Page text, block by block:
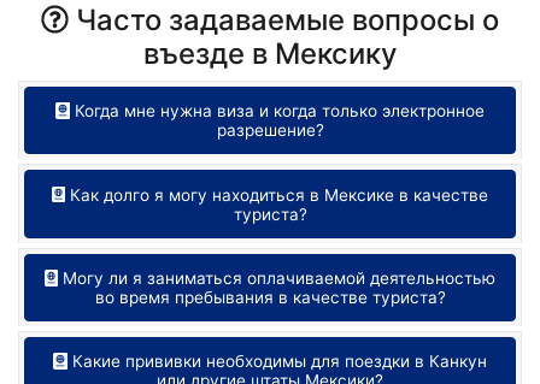
Часто задаваемые вопросы о
въезде в Мексику
разрешение?
туриста?
во время пребывания в качестве туриста?